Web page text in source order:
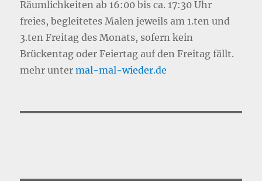
Räumlichkeiten ab 16:00 bis ca. 17:30 Uhr
freies, begleitetes Malen jeweils am 1.ten und
3.ten Freitag des Monats, sofern kein
Brückentag oder Feiertag auf den Freitag fällt.
mehr untermal-mal-wieder.de